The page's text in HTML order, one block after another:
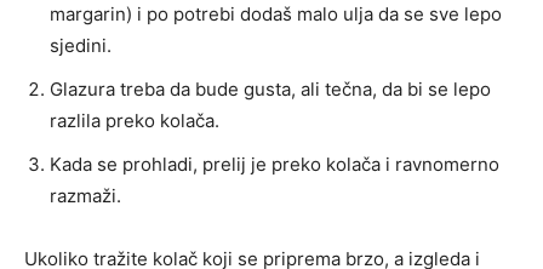
margarin) i po potrebi dodaš malo ulja da se sve lepo
sjedini.
Glazura treba da bude gusta, ali tečna, da bi se lepo
razlila preko kolača.
Kada se prohladi, prelij je preko kolača i ravnomerno
razmaži.
Ukoliko tražite kolač koji se priprema brzo, a izgleda i